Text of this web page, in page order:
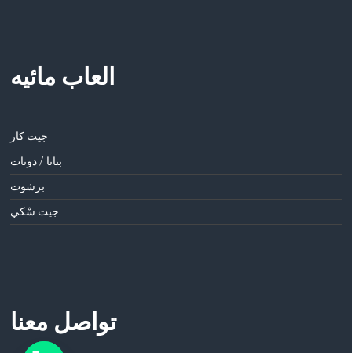
العاب مائيه
جيت كار
بنانا / دونات
برشوت
جيت سْكي
تواصل معنا